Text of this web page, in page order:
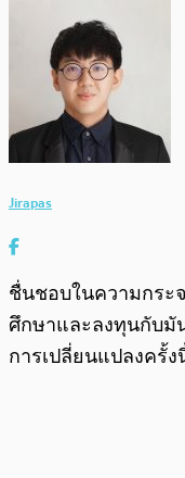
Jirapas
ชื่นชอบในความกระ
ศึกษาและลงทุนกับมั
การเปลี่ยนแปลงครั้ง